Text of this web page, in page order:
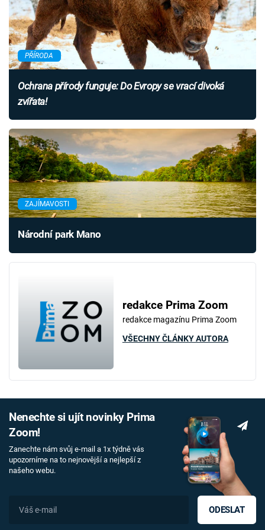
PŘÍRODA
Ochrana přírody funguje: Do Evropy se vrací divoká
zvířata!
ZAJÍMAVOSTI
Národní park Mano
redakce Prima Zoom
redakce magazínu Prima Zoom
VŠECHNY ČLÁNKY AUTORA
Nenechte si ujít novinky Prima
Zoom!
Zanechte nám svůj e-mail a 1x týdně vás
upozorníme na to nejnovější a nejlepší z
našeho webu.
ODESLAT